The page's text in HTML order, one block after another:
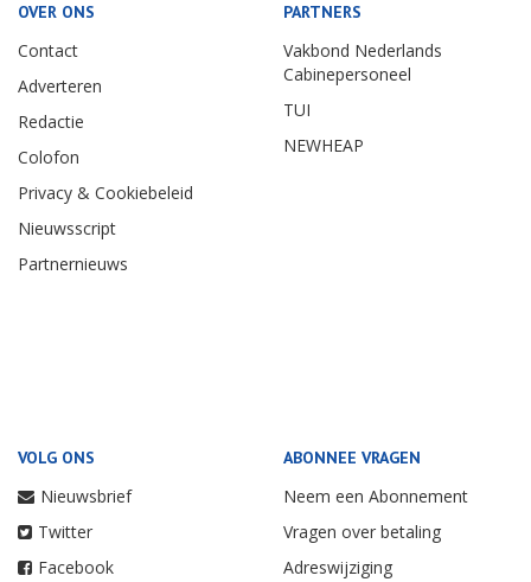
OVER ONS
Contact
Adverteren
Redactie
Colofon
Privacy & Cookiebeleid
Nieuwsscript
Partnernieuws
PARTNERS
Vakbond Nederlands
Cabinepersoneel
TUI
NEWHEAP
VOLG ONS
Nieuwsbrief
Twitter
Facebook
ABONNEE VRAGEN
Neem een Abonnement
Vragen over betaling
Adreswijziging